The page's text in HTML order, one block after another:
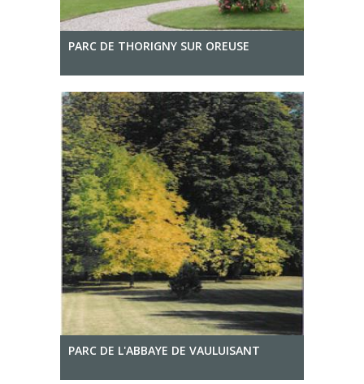
PARC DE THORIGNY SUR OREUSE
PARC DE L'ABBAYE DE VAULUISANT